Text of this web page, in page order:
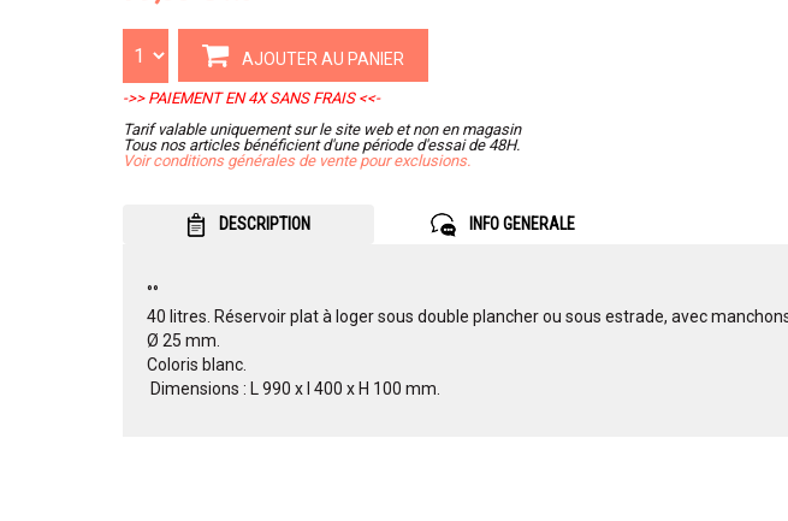
AJOUTER AU PANIER
->> PAIEMENT EN 4X SANS FRAIS <<-
Tarif valable uniquement sur le site web et non en magasin
Tous nos articles bénéficient d'une période d'essai de 48H.
Voir conditions générales de vente pour exclusions.
DESCRIPTION INFO GENERALE
°°
40 litres. Réservoir plat à loger sous double plancher ou sous estrade, avec
Ø 25 mm.
Coloris blanc.
 Dimensions : L 990 x l 400 x H 100 mm.